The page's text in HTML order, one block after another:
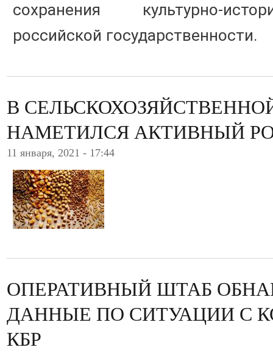
сохранения культурно-
российской государственности.
В
НАМЕТИЛСЯ АКТИВНЫЙ
11 января, 2021 - 17:44
ОПЕРАТИВНЫЙ ШТАБ
ДАННЫЕ ПО СИТУАЦИИ С
КБР